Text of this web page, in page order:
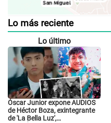
Lo más reciente
Lo último
Óscar Junior expone AUDIOS
de Héctor Boza, exintegrante
de 'La Bella Luz',